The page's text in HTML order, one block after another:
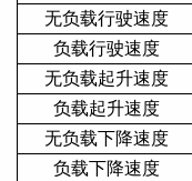
无负载行驶速度
负载行驶速度
无负载起升速度
负载起升速度
无负载下降速度
负载下降速度